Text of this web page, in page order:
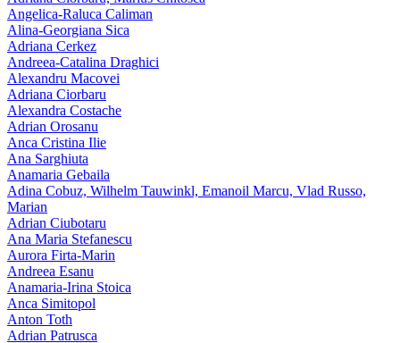
Angelica-Raluca Caliman
Alina-Georgiana Sica
Adriana Cerkez
Andreea-Catalina Draghici
Alexandru Macovei
Adriana Ciorbaru
Alexandra Costache
Adrian Orosanu
Anca Cristina Ilie
Ana Sarghiuta
Anamaria Gebaila
Adina Cobuz, Wilhelm Tauwinkl, Emanoil Marcu, Vlad Russo,
Marian
Adrian Ciubotaru
Ana Maria Stefanescu
Aurora Firta-Marin
Andreea Esanu
Anamaria-Irina Stoica
Anca Simitopol
Anton Toth
Adrian Patrusca